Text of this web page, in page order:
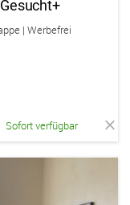
| Werbefrei
Sofort verfügbar